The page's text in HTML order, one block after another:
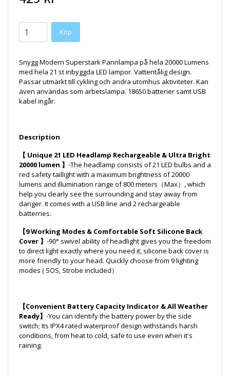
Snygg Modern Superstark Pannlampa på hela 20000 Lumens
med hela 21 st inbyggda LED lampor. Vattentålig design.
Passar utmärkt till cykling och andra utomhus aktiviteter. Kan
även användas som arbetslampa. 18650 batterier samt USB
kabel ingår.
Description
【 Unique 21 LED Headlamp Rechargeable & Ultra Bright
20000 lumen 】 -The headlamp consists of 21 LED bulbs and a
red safety taillight with a maximum brightness of 20000
lumens and illumination range of 800 meters（Max）, which
help you clearly see the surrounding and stay away from
danger. It comes with a USB line and 2 rechargeable
batterries.
【9 Working Modes & Comfortable Soft Silicone Back
Cover 】 -90° swivel ability of headlight gives you the freedom
to direct light exactly where you need it, silicone back cover is
more friendly to your head. Quickly choose from 9 lighting
modes ( SOS, Strobe included）
【Convenient Battery Capacity Indicator & All Weather
Ready】 -You can identify the battery power by the side
switch; Its IPX4 rated waterproof design withstands harsh
conditions, from heat to cold, safe to use even when it's
raining.